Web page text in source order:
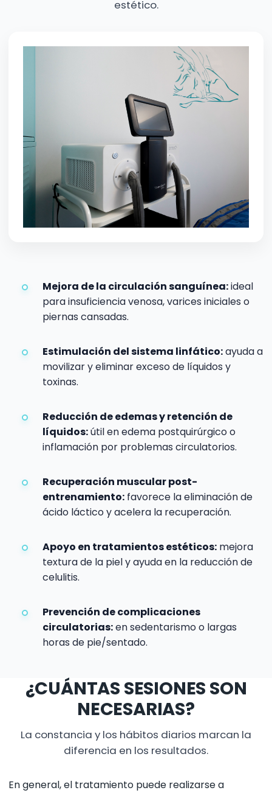
estético.
Mejora de la circulación sanguínea:ideal
para insuficiencia venosa, varices iniciales o
piernas cansadas.
Estimulación del sistema linfático:ayuda a
movilizar y eliminar exceso de líquidos y
toxinas.
Reducción de edemas y retención de
líquidos:útil en edema postquirúrgico o
inflamación por problemas circulatorios.
Recuperación muscular post-
entrenamiento: favorece la eliminación de
ácido láctico y acelera la recuperación.
Apoyo en tratamientos estéticos: mejora
textura de la piel y ayuda en la reducción de
celulitis.
Prevención de complicaciones
circulatorias:en sedentarismo o largas
horas de pie/sentado.
¿CUÁNTAS SESIONES SON
NECESARIAS?
La constancia y los hábitos diarios marcan la
diferencia en los resultados.
En general, el tratamiento puede realizarse a